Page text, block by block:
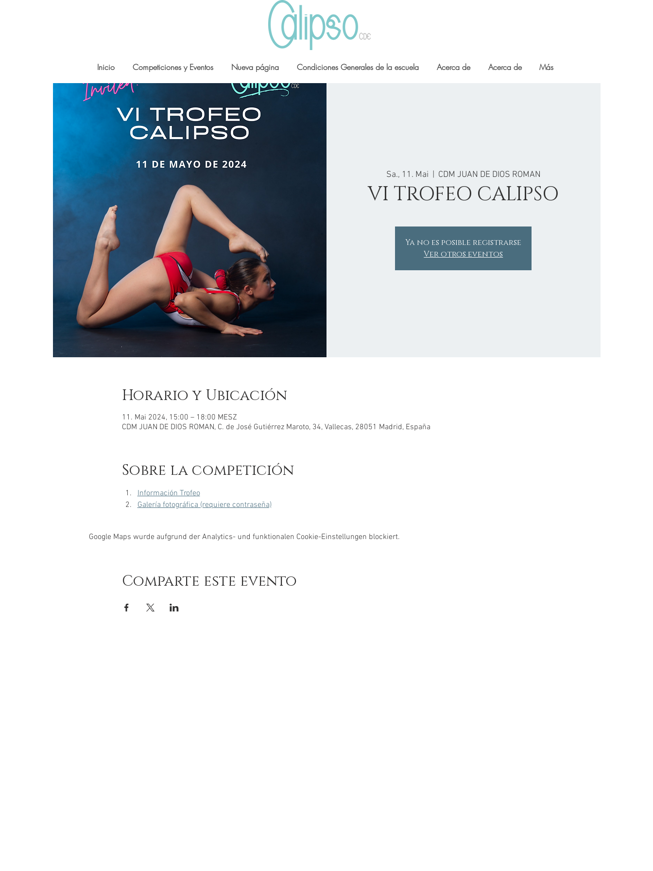
Inicio Competiciones y Eventos Nueva página Condiciones Generales de la escuela Acerca de Acerca de Más
Sa., 11. Mai
  |
CDM JUAN DE DIOS ROMAN
VI TROFEO CALIPSO
Ya no es posible registrarse
Ver otros eventos
Horario y Ubicación
11. Mai 2024, 15:00 – 18:00 MESZ
CDM JUAN DE DIOS ROMAN, C. de José Gutiérrez Maroto, 34, Vallecas, 28051 Madrid, España
Sobre la competición
Información Trofeo
Galería fotográfica (requiere contraseña)
Google Maps wurde aufgrund der Analytics- und funktionalen Cookie-Einstellungen blockiert.
Comparte este evento